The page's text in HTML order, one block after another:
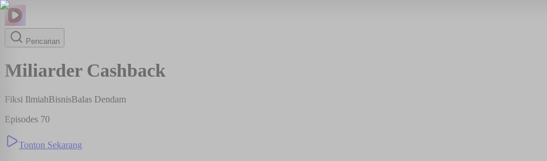
Pencarian
Miliarder Cashback
Fiksi IlmiahBisnisBalas Dendam
Episodes 70
Tonton Sekarang